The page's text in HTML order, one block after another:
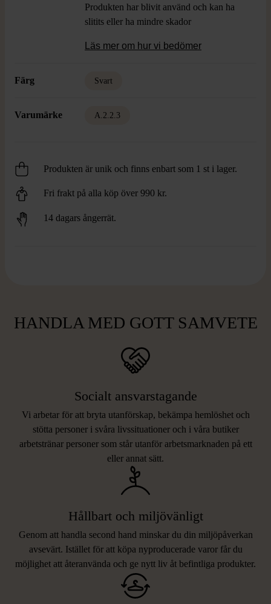
Produkten har blivit använd och kan ha
slitits eller ha mindre skador
Läs mer om hur vi bedömer
Färg Svart
Varumärke A.2.2.3
Produkten är unik och finns enbart som 1 st i lager.
Fri frakt på alla köp över 990 kr.
14 dagars ångerrät.
HANDLA MED GOTT SAMVETE
Socialt ansvarstagande
Vi arbetar för att bryta utanförskap, bekämpa hemlöshet och
stötta personer i svåra livssituationer och i våra butiker
arbetstränar personer som står utanför arbetsmarknaden på ett
eller annat sätt.
Hållbart och miljövänligt
Genom att handla second hand minskar du din miljöpåverkan
avsevärt. Istället för att köpa nyproducerade varor får du
möjlighet att återanvända och ge nytt liv åt befintliga produkter.